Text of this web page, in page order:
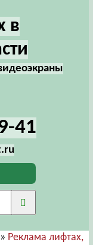
в
41
Реклама лифтах,